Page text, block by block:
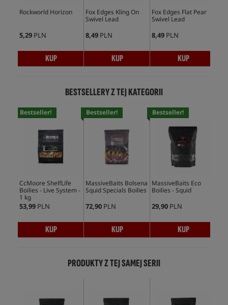
Rockworld Horizon
5,29 PLN
KUP
Fox Edges Kling On
Swivel Lead
8,49 PLN
KUP
Fox Edges Flat Pear
Swivel Lead
8,49 PLN
KUP
BESTSELLERY Z TEJ KATEGORII
Bestseller!
CcMoore ShelfLife
Boilies - Live System -
1 kg
53,99 PLN
KUP
Bestseller!
MassiveBaits Bolsena
Squid Specials Boilies
72,90 PLN
KUP
Bestseller!
MassiveBaits Eco
Boilies - Squid
29,90 PLN
KUP
PRODUKTY Z TEJ SAMEJ SERII